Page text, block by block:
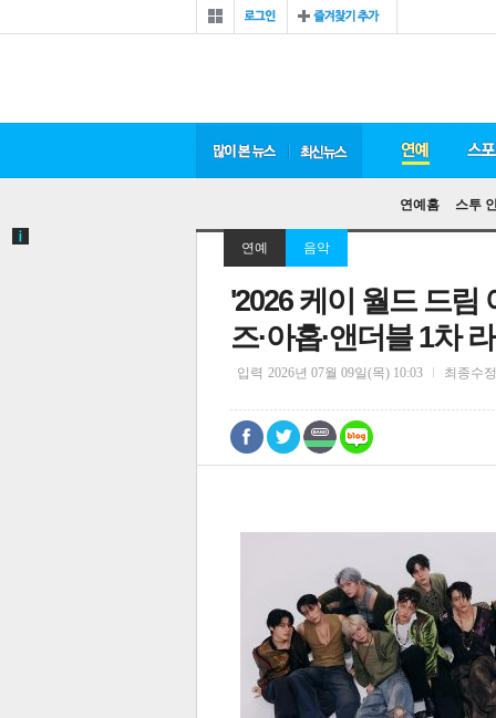
많이 본 뉴스 최신 뉴스 연예
연예홈 스투
스
연예 음악
'2026 케이 월드 드림
즈·아홉·앤더블 1차
입력 2026년 07월 09일(목) 10:03 최종수정
0